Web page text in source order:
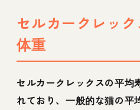
セルカークレッ
体重
セルカークレックスの平均
れており、一般的な猫の平